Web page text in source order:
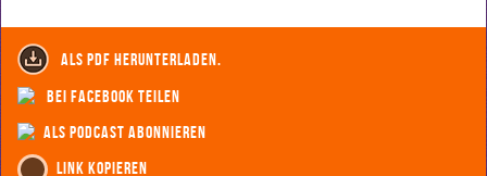
als PDF herunterladen.
bei Facebook teilen
als Podcast abonnieren
Link kopieren